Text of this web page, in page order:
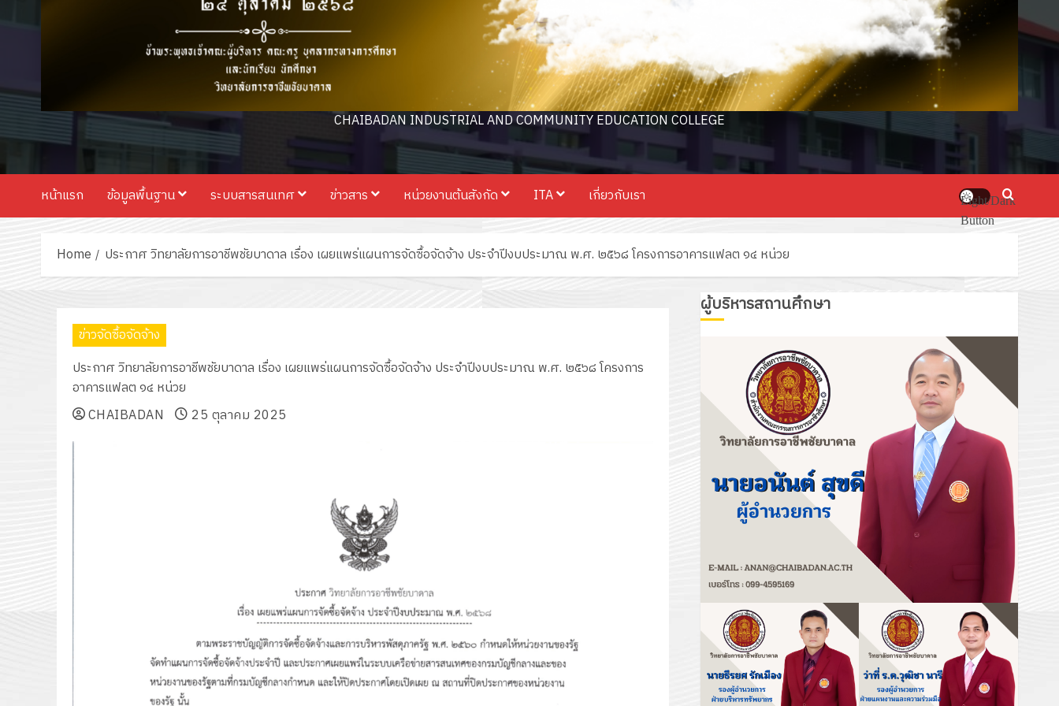
CHAIBADAN INDUSTRIAL AND COMMUNITY EDUCATION COLLEGE
หน้าแรก ข้อมูลพื้นฐาน ระบบสารสนเทศ ข่าวสาร หน่วยงานต้นสังกัด ITA เกี่ยวกับเรา
Light/Dark
Button
Home ประกาศ วิทยาลัยการอาชีพชัยบาดาล เรื่อง เผยแพร่แผนการจัดซื้อจัดจ้าง ประจำปีงบประมาณ พ.ศ. ๒๕๖๘ โครงการอาคารแฟลต ๑๔ หน่วย
ข่าวจัดซื้อจัดจ้าง
ประกาศ วิทยาลัยการอาชีพชัยบาดาล เรื่อง เผยแพร่แผนการจัดซื้อจัดจ้าง ประจำปีงบประมาณ พ.ศ. ๒๕๖๘ โครงการ
อาคารแฟลต ๑๔ หน่วย
CHAIBADAN
25 ตุลาคม 2025
ผู้บริหารสถานศึกษา